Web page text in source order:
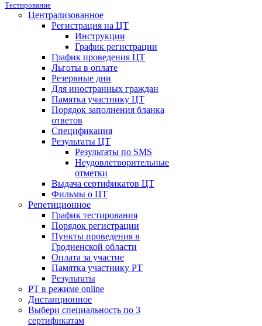
Тестирование
Централизованное
Регистрация на ЦТ
Инструкции
График регистрации
График проведения ЦТ
Льготы в оплате
Резервные дни
Для иностранных граждан
Памятка участнику ЦТ
Порядок заполнения бланка
ответов
Спецификация
Результаты ЦТ
Результаты по SMS
Неудовлетворительные
отметки
Выдача сертификатов ЦТ
Фильмы о ЦТ
Репетиционное
График тестирования
Порядок регистрации
Пункты проведения в
Гродненской области
Оплата за участие
Памятка участнику РТ
Результаты
РТ в режиме online
Дистанционное
Выбери специальность по 3
сертификатам